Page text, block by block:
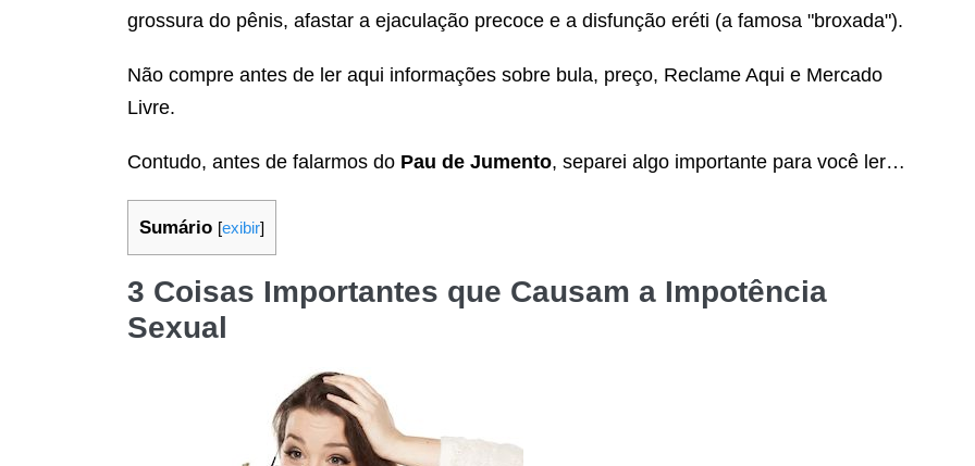
grossura do pênis, afastar a ejaculação precoce e a disfunção eréti (a famosa "broxada").
Não compre antes de ler aqui informações sobre bula, preço, Reclame Aqui e Mercado
Livre.
Contudo, antes de falarmos do Pau de Jumento, separei algo importante para você ler…
Sumário [exibir]
3 Coisas Importantes que Causam a Impotência
Sexual